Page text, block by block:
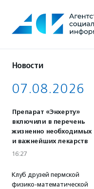
содержанию
Новости
07.08.2026
Препарат «Энхерту»
включили в перечень
жизненно необходимых
и важнейших лекарств
16:27
Клуб друзей пермской
физико-математической